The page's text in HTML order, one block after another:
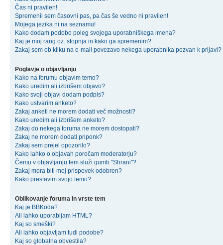
Čas ni pravilen!
Spremenil sem časovni pas, pa čas še vedno ni pravilen!
Mojega jezika ni na seznamu!
Kako dodam podobo poleg svojega uporabniškega imena?
Kaj je moj rang oz. stopnja in kako ga spremenim?
Zakaj sem ob kliku na e-mail povezavo nekega uporabnika pozvan k prijavi?
Poglavje o objavljanju
Kako na forumu objavim temo?
Kako uredim ali izbrišem objavo?
Kako svoji objavi dodam podpis?
Kako ustvarim anketo?
Zakaj anketi ne morem dodati več možnosti?
Kako uredim ali izbrišem anketo?
Zakaj do nekega foruma ne morem dostopati?
Zakaj ne morem dodati priponk?
Zakaj sem prejel opozorilo?
Kako lahko o objavah poročam moderatorju?
Čemu v objavljanju tem služi gumb "Shrani"?
Zakaj mora biti moj prispevek odobren?
Kako prestavim svojo temo?
Oblikovanje foruma in vrste tem
Kaj je BBKoda?
Ali lahko uporabljam HTML?
Kaj so smeški?
Ali lahko objavljam tudi podobe?
Kaj so globalna obvestila?